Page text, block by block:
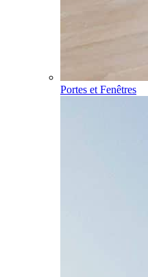
Portes et Fenêtres